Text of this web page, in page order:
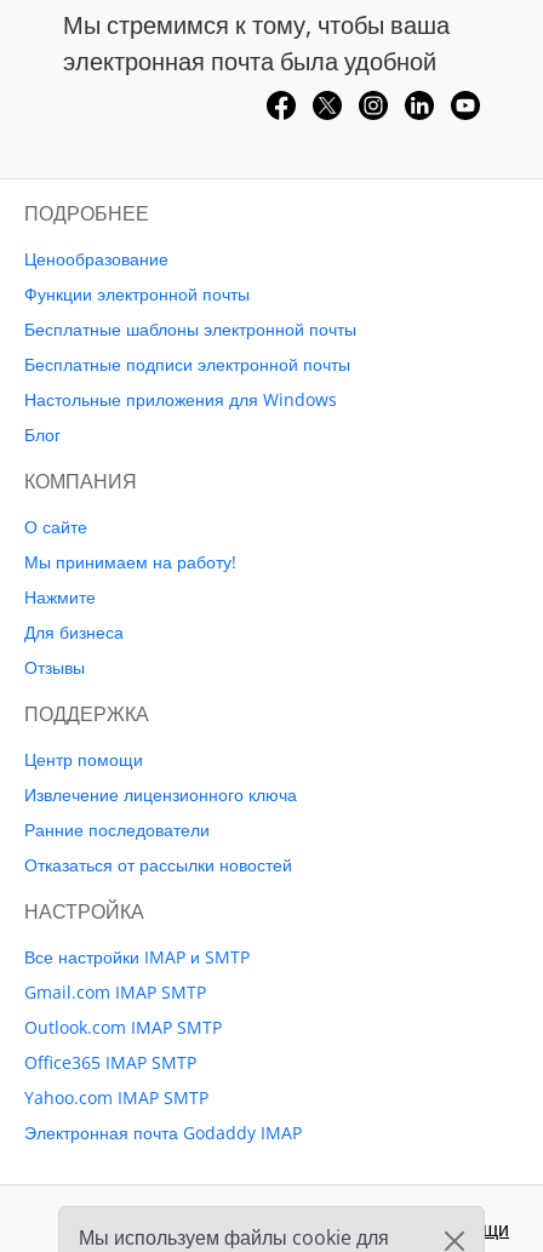
Мы стремимся к тому, чтобы ваша
электронная почта была удобной
ПОДРОБНЕЕ
Ценообразование
Функции электронной почты
Бесплатные шаблоны электронной почты
Бесплатные подписи электронной почты
Настольные приложения для Windows
Блог
КОМПАНИЯ
О сайте
Мы принимаем на работу!
Нажмите
Для бизнеса
Отзывы
ПОДДЕРЖКА
Центр помощи
Извлечение лицензионного ключа
Ранние последователи
Отказаться от рассылки новостей
НАСТРОЙКА
Все настройки IMAP и SMTP
Gmail.com IMAP SMTP
Outlook.com IMAP SMTP
Office365 IMAP SMTP
Yahoo.com IMAP SMTP
Электронная почта Godaddy IMAP
Поддержка:Центр помощи
Мы используем файлы cookie для